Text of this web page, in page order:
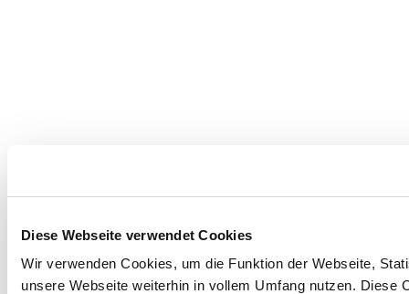
Diese Webseite verwendet Cookies
Wir verwenden Cookies, um die Funktion der Webseite,
unsere Webseite weiterhin in vollem Umfang nutzen.